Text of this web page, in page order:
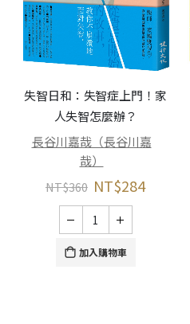
失智日和：失智症上門！家
人失智怎麼辦？
長谷川嘉哉（長谷川嘉
哉）
NT$360 NT$284
加入購物車